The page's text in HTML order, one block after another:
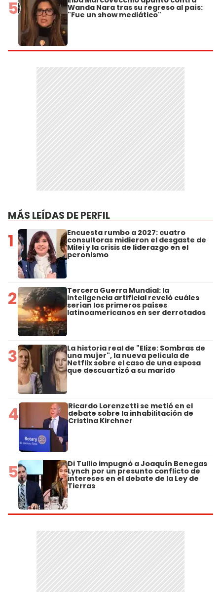
5 Wanda Nara tras su regreso al país:
"Fue un show mediático"
MÁS LEÍDAS DE PERFIL
1 Encuesta rumbo a 2027: cuatro
consultoras midieron el desgaste de
Milei y la crisis de liderazgo en el
peronismo
2 Tercera Guerra Mundial: la
inteligencia artificial reveló cuáles
serían los primeros países
latinoamericanos en ser derrotados
3 La historia real de "Elize: Sombras de
una mujer", la nueva película de
Netflix sobre el caso de una esposa
que descuartizó a su marido
4 Ricardo Lorenzetti se metió en el
debate sobre la inhabilitación de
Cristina Kirchner
5 Di Tullio impugnó a Joaquín Benegas
Lynch por un presunto conflicto de
intereses en el debate de la Ley de
Tierras